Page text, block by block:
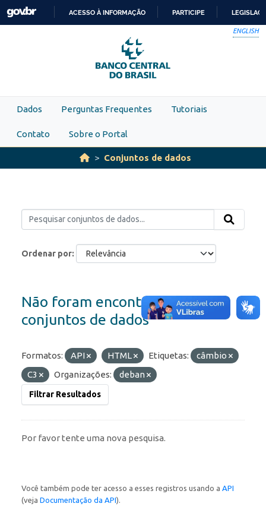
Skip to main content
PARA
O
CONTEÚDO
ACESSO À INFORMAÇÃO PARTICIPE
ENGLISH
Dados Perguntas Frequentes Tutoriais
Contato Sobre o Portal
Conjuntos de dados
Ordenar por
Não foram encontrados
conjuntos de dados
Formatos: API HTML Etiquetas:
câmbio
C3
Organizações: deban
Filtrar Resultados
Por favor tente uma nova pesquisa.
Você também pode ter acesso a esses registros usando a API
(veja Documentação da API).